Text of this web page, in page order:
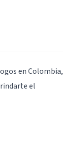
en Colombia,
el